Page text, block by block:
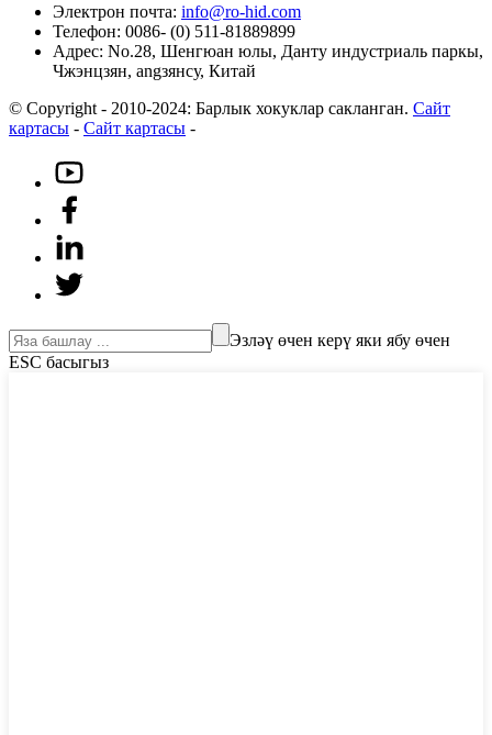
Электрон почта: info@ro-hid.com
Телефон: 0086- (0) 511-81889899
Адрес: No.28, Шенгюан юлы, Данту индустриаль паркы,
Чжэнцзян, angзянсу, Китай
© Copyright - 2010-2024: Барлык хокуклар сакланган. Сайт
картасы - Сайт картасы -
Эзләү өчен керү яки ябу өчен
ESC басыгыз